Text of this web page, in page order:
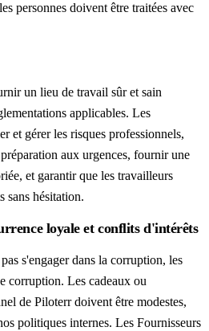
personnes doivent être traitées avec
un lieu de travail sûr et sain
applicables. Les
et gérer les risques professionnels,
aux urgences, fournir une
et garantir que les travailleurs
sans hésitation.
loyale et conflits d'intérêts
s'engager dans la corruption, les
corruption. Les cadeaux ou
de Piloterr doivent être modestes,
politiques internes. Les Fournisseurs